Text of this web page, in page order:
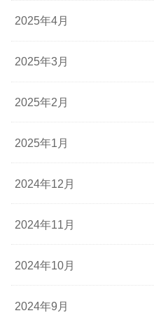
2025年4月
2025年3月
2025年2月
2025年1月
2024年12月
2024年11月
2024年10月
2024年9月